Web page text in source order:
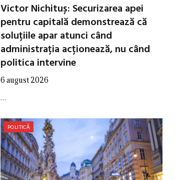
Victor Nichituș: Securizarea apei
pentru capitală demonstrează că
soluțiile apar atunci când
administrația acționează, nu când
politica intervine
6 august 2026
…
POLITICĂ